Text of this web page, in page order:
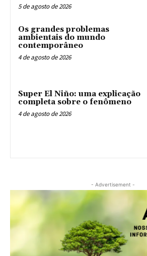
5 de agosto de 2026
Os grandes problemas
ambientais do mundo
contemporâneo
4 de agosto de 2026
Super El Niño: uma explicação
completa sobre o fenômeno
4 de agosto de 2026
- Advertisement -